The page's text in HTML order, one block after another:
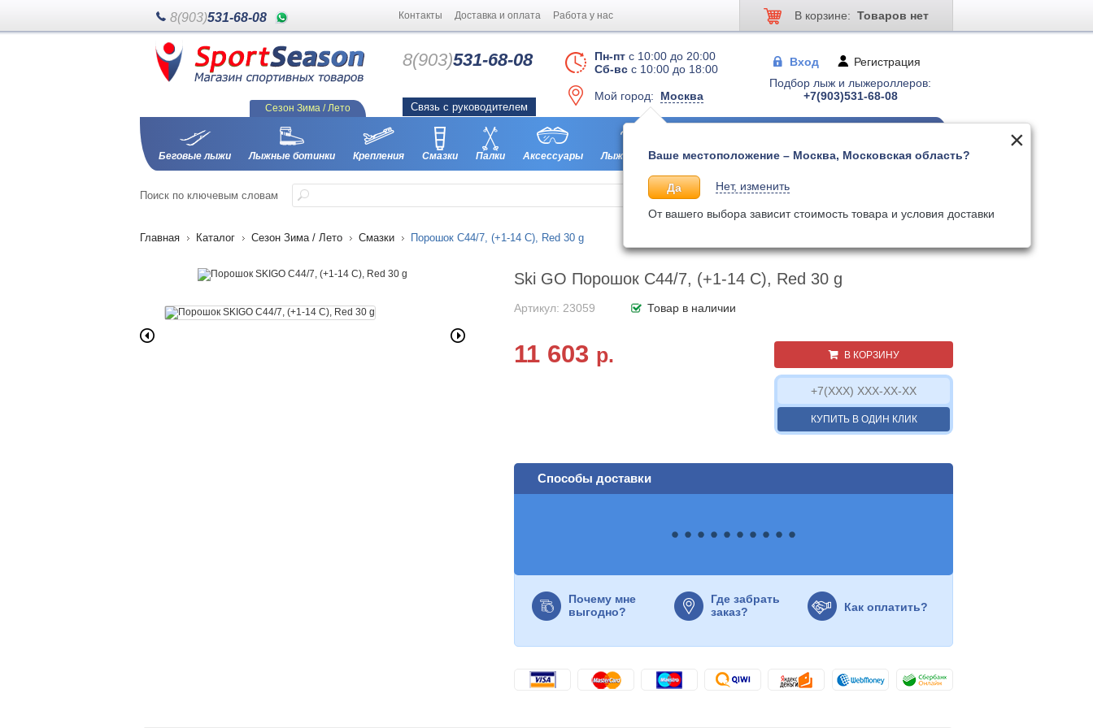
8(903)531-68-08 Контакты Доставка и оплата Работа у нас В корзине: Товаров нет
8(903)531-68-08 Пн-пт с 10:00 до 20:00
Сб-вс с 10:00 до 18:00
Мой город: Москва
Ваше местоположение – Москва, Московская область?
Да Нет, изменить
От вашего выбора зависит стоимость товара и условия доставки
Вход Регистрация
Связь с руководителем
Подбор лыж и лыжероллеров:
+7(903)531-68-08
Сезон Зима / Лето
Беговые лыжи Лыжные ботинки Крепления Смазки Палки Аксессуары Лыжероллеры Ботинки для лыжер-ов Палки для лыжер-ов
Поиск по ключевым словам Поиск
Главная Каталог Сезон Зима / Лето Смазки Порошок C44/7, (+1-14 C), Red 30 g
Ski GO Порошок C44/7, (+1-14 C), Red 30 g
Артикул: 23059 Товар в наличии
11 603 р. В КОРЗИНУ
КУПИТЬ В ОДИН КЛИК
Способы доставки
Почему мне
выгодно?
Где забрать
заказ?
Как оплатить?